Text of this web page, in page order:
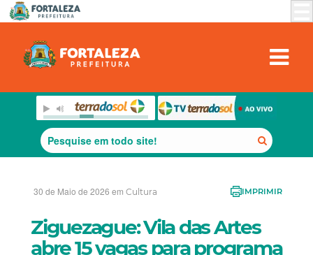
30 de Maio de 2026 em Cultura IMPRIMIR
Ziguezague: Vila das Artes
abre 15 vagas para programa